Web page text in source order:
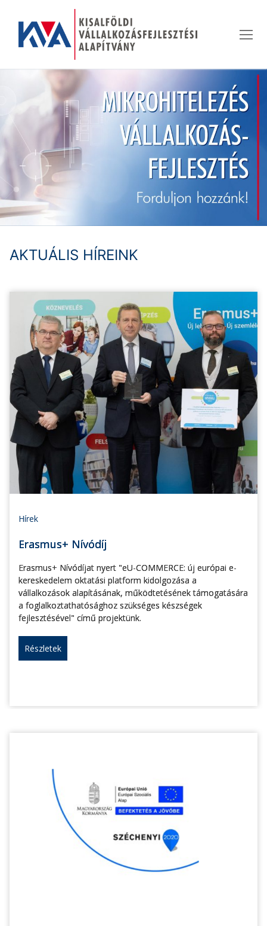
tartalomra
AKTUÁLIS HÍREINK
Hírek
Erasmus+ Nívódíj
Erasmus+ Nívódíjat nyert "eU-COMMERCE: új európai e-
kereskedelem oktatási platform kidolgozása a
vállalkozások alapításának, működtetésének támogatására
a foglalkoztathatósághoz szükséges készségek
fejlesztésével" című projektünk.
Részletek